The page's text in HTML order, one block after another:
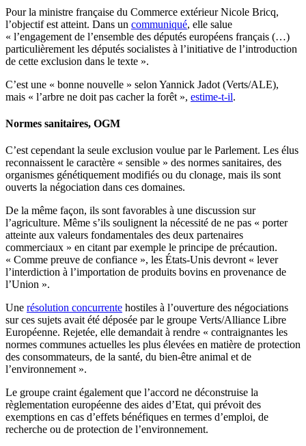
Pour la ministre française du Commerce extérieur Nicole Bricq,
l’objectif est atteint. Dans un communiqué, elle salue
« l’engagement de l’ensemble des députés européens français (…)
particulièrement les députés socialistes à l’initiative de l’introduction
de cette exclusion dans le texte ».
C’est une « bonne nouvelle » selon Yannick Jadot (Verts/ALE),
mais « l’arbre ne doit pas cacher la forêt », estime-t-il.
Normes sanitaires, OGM
C’est cependant la seule exclusion voulue par le Parlement. Les élus
reconnaissent le caractère « sensible » des normes sanitaires, des
organismes génétiquement modifiés ou du clonage, mais ils sont
ouverts la négociation dans ces domaines.
De la même façon, ils sont favorables à une discussion sur
l’agriculture. Même s’ils soulignent la nécessité de ne pas « porter
atteinte aux valeurs fondamentales des deux partenaires
commerciaux » en citant par exemple le principe de précaution.
« Comme preuve de confiance », les États-Unis devront « lever
l’interdiction à l’importation de produits bovins en provenance de
l’Union ».
Une résolution concurrente hostiles à l’ouverture des négociations
sur ces sujets avait été déposée par le groupe Verts/Alliance Libre
Européenne. Rejetée, elle demandait à rendre « contraignantes les
normes communes actuelles les plus élevées en matière de protection
des consommateurs, de la santé, du bien-être animal et de
l’environnement ».
Le groupe craint également que l’accord ne déconstruise la
règlementation européenne des aides d’Etat, qui prévoit des
exemptions en cas d’effets bénéfiques en termes d’emploi, de
recherche ou de protection de l’environnement.